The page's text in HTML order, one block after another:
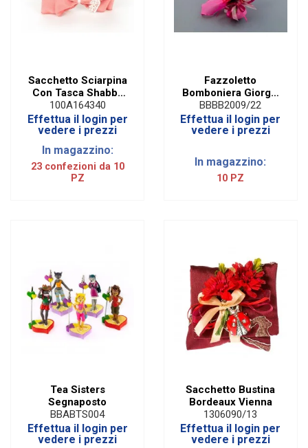
Sacchetto Sciarpina
Con Tasca Shabby
Con Macrame'
Corallo (10 PZ)
100A164340
Effettua il login per
vedere i prezzi
In magazzino:
23 confezioni da 10
PZ
Fazzoletto
Bomboniera Giorgia
Fucsia
BBBB2009/22
Effettua il login per
vedere i prezzi
In magazzino:
10 PZ
Tea Sisters
Segnaposto
BBABTS004
Effettua il login per
vedere i prezzi
Sacchetto Bustina
Bordeaux Vienna
1306090/13
Effettua il login per
vedere i prezzi